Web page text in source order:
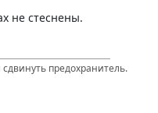
не стеснены.
предохранитель.